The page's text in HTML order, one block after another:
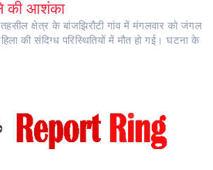
की आशंका
क्षेत्र के बांजझिरौटी गांव में मंगलवार को जंगल
की संदिग्ध परिस्थितियों में मौत हो गई। घटना के